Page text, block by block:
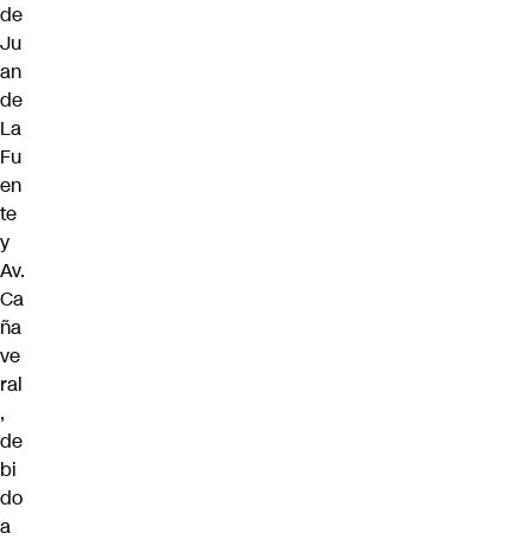
de
Ju
an
de
La
Fu
en
te
y
Av.
Ca
ña
ve
ral
,
de
bi
do
a